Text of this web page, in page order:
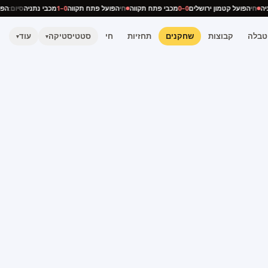
חיהפועל קטמון ירושלים0–0 מכבי פתח תקווה חיהפועל פתח תקווה0–1 מכבי נתניהסיום:
טבלה קבוצות שחקנים תחזיות חי סטטיסטיקה▾ עוד▾